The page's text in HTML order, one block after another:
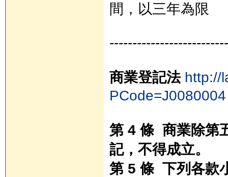
間，以三年為限
商業登記法 http://
PCode=J0080004
第 4 條 商業除第
記，不得成立。
第 5 條 下列各款